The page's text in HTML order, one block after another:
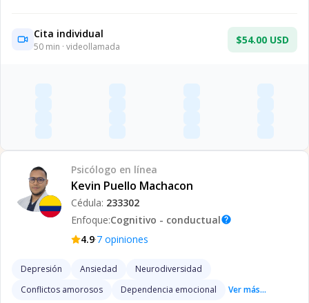
Cita individual
50 min · videollamada
$54.00 USD
Psicólogo en línea
Kevin Puello Machacon
Cédula: 233302
Enfoque:Cognitivo - conductualhelp
4.9·7 opiniones
Depresión Ansiedad
Neurodiversidad
Conflictos amorosos
Dependencia emocional Ver más...